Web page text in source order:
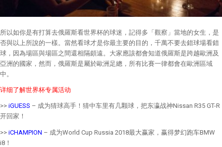
所以如你是有打算去俄羅斯看世界杯的球迷，記得多「觀察」當地的女生，是
否與以上所說的一樣。當然看球才是你最主要的目的，千萬不要去錯球場看錯
球，因為場區與場區之間還相隔頗遠。大家應該都會知道俄羅斯是跨越歐洲及
亞洲的國家，然而，俄羅斯是屬於歐洲足總，所有比賽一律都會在歐洲區域
中。
详细了解世界杯专属活动
>> iGUESS – 成为猜球高手！猜中车里有几颗球，把东瀛战神Nissan R35 GT-R
开回家！
>> iCHAMPION – 成为World Cup Russia 2018最大赢家，赢得梦幻跑车BMW
i8！